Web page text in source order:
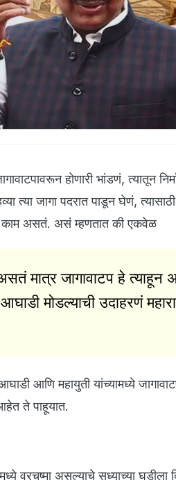
होणारी भांडणं, त्यातून
त्या जागा पदरात पाडून घेणं,
काम असतं. असं म्हणतात की एकवेळ
मात्र जागावाटप हे
मोडल्याची उदाहरणं
आघाडी आणि महायुती यांच्यामध्ये
ते पाहूयात.
वरचष्मा असल्याचे सध्याच्या